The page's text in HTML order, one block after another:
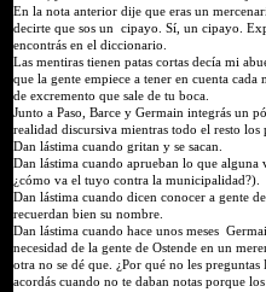
En la nota anterior dije que eras un
decirte que sos un cipayo. Sí, un cipayo.
encontrás en el diccionario.
Las mentiras tienen patas cortas decía mi
que la gente empiece a tener en cuenta
de excremento que sale de tu boca.
Junto a Paso, Barce y Germain integrás un
realidad discursiva mientras todo el resto los
Dan lástima cuando gritan y se sacan.
Dan lástima cuando aprueban lo que
¿cómo va el tuyo contra la municipalidad?).
Dan lástima cuando dicen conocer a gente
recuerdan bien su nombre.
Dan lástima cuando hace unos meses
necesidad de la gente de Ostende en un
otra no se dé que. ¿Por qué no les
acordás cuando no te daban notas porque